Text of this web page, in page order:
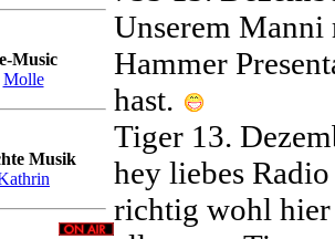
Music
Molle
Musik
Unserem Manni
Hammer
hast.
Tiger 13.
hey liebes
richtig wohl hier